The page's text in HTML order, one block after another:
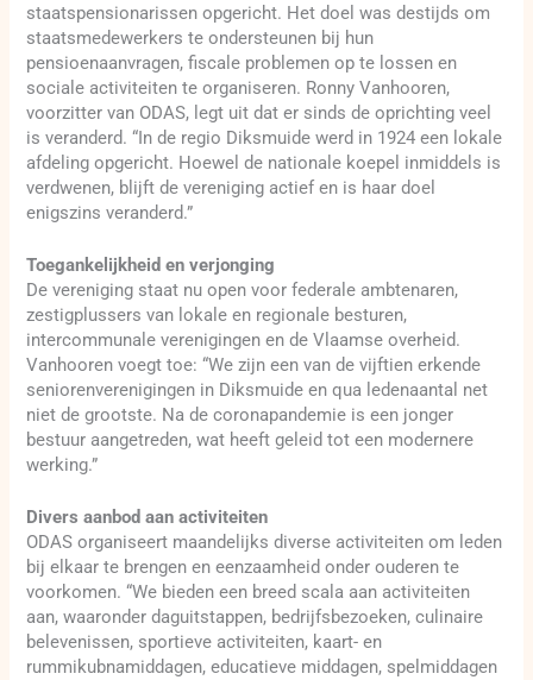
staatspensionarissen opgericht. Het doel was destijds om
staatsmedewerkers te ondersteunen bij hun
pensioenaanvragen, fiscale problemen op te lossen en
sociale activiteiten te organiseren. Ronny Vanhooren,
voorzitter van ODAS, legt uit dat er sinds de oprichting veel
is veranderd. “In de regio Diksmuide werd in 1924 een lokale
afdeling opgericht. Hoewel de nationale koepel inmiddels is
verdwenen, blijft de vereniging actief en is haar doel
enigszins veranderd.”
Toegankelijkheid en verjonging
De vereniging staat nu open voor federale ambtenaren,
zestigplussers van lokale en regionale besturen,
intercommunale verenigingen en de Vlaamse overheid.
Vanhooren voegt toe: “We zijn een van de vijftien erkende
seniorenverenigingen in Diksmuide en qua ledenaantal net
niet de grootste. Na de coronapandemie is een jonger
bestuur aangetreden, wat heeft geleid tot een modernere
werking.”
Divers aanbod aan activiteiten
ODAS organiseert maandelijks diverse activiteiten om leden
bij elkaar te brengen en eenzaamheid onder ouderen te
voorkomen. “We bieden een breed scala aan activiteiten
aan, waaronder daguitstappen, bedrijfsbezoeken, culinaire
belevenissen, sportieve activiteiten, kaart- en
rummikubnamiddagen, educatieve middagen, spelmiddagen